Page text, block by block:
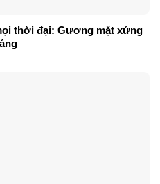
thời đại: Gương mặt xứng